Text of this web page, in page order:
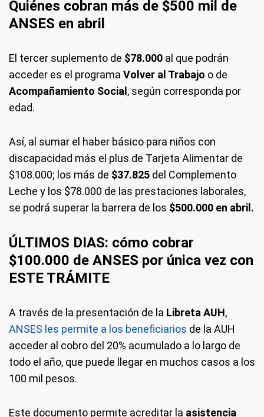
Quiénes cobran más de $500 mil de
ANSES en abril
El tercer suplemento de $78.000 al que podrán
acceder es el programa Volver al Trabajo o de
Acompañamiento Social , según corresponda por
edad.
Así, al sumar el haber básico para niños con
discapacidad más el plus de Tarjeta Alimentar de
$108.000; los más de $37.825 del Complemento
Leche y los $78.000 de las prestaciones laborales,
se podrá superar la barrera de los $500.000 en abril.
ÚLTIMOS DIAS: cómo cobrar
$100.000 de ANSES por única vez con
ESTE TRÁMITE
A través de la presentación de la Libreta AUH,
ANSES les permite a los beneficiarios de la AUH
acceder al cobro del 20% acumulado a lo largo de
todo el año, que puede llegar en muchos casos a los
100 mil pesos.
Este documento permite acreditar la asistencia